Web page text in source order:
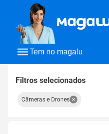
Tem no magalu
Filtros selecionados
Câmeras e Drones